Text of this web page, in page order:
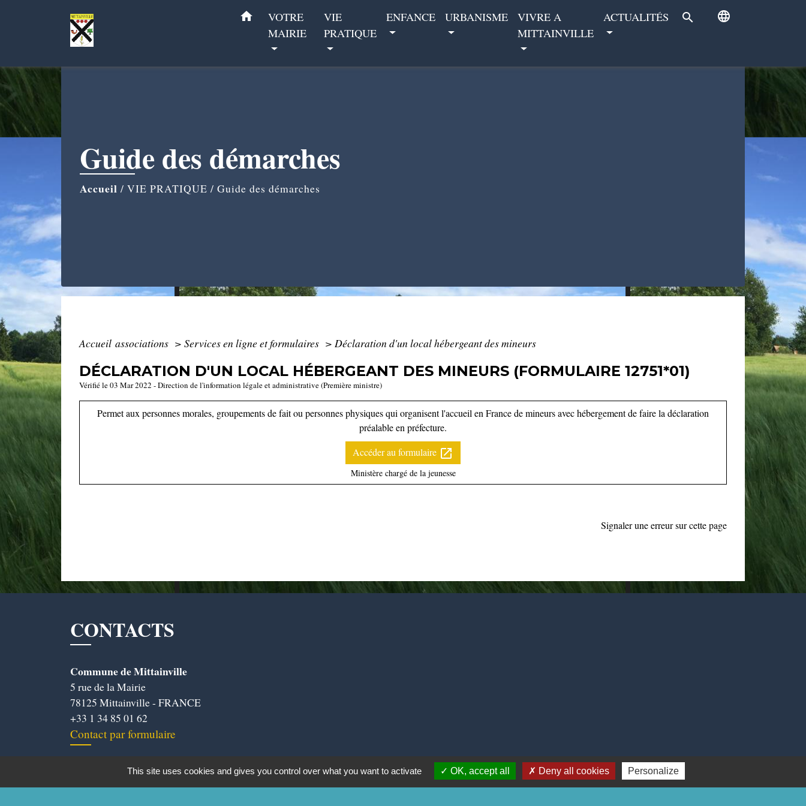
home
VOTRE
MAIRIE
VIE
PRATIQUE
ENFANCE URBANISME
VIVRE A
MITTAINVILLE
ACTUALITÉS search language
Guide des démarches
Accueil / VIE PRATIQUE / Guide des démarches
Accueil associations > Services en ligne et formulaires > Déclaration d'un local hébergeant des mineurs
DÉCLARATION D'UN LOCAL HÉBERGEANT DES MINEURS (FORMULAIRE 12751*01)
Vérifié le 03 Mar 2022 - Direction de l'information légale et administrative (Première ministre)
Permet aux personnes morales, groupements de fait ou personnes physiques qui organisent l'accueil en France de mineurs avec hébergement de faire la déclaration
préalable en préfecture.
Accéder au formulaire open_in_new
Ministère chargé de la jeunesse
Signaler une erreur sur cette page
CONTACTS
Commune de Mittainville
5 rue de la Mairie
78125 Mittainville - FRANCE
+33 1 34 85 01 62
Contact par formulaire
Mentions légales - Politique de confidentialité - Accessibilité - Plan du site - Gestion des cookies
This site uses cookies and gives you control over what you want to activate OK, accept all Deny all cookies Personalize